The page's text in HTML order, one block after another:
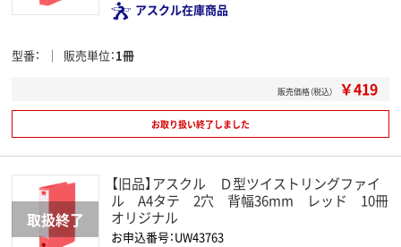
アスクル在庫商品
型番 販売単位 1冊
販売価格（税込） ￥419
お取り扱い終了しました
【旧品】アスクル Ｄ型ツイストリングファイ
ル A4タテ 2穴 背幅36mm レッド 10冊
オリジナル
お申込番号：UW43763